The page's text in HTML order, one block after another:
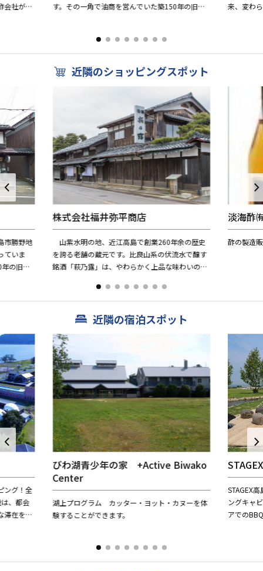
会社が運
す。その一角で油商を営んでいた築150年の旧商
来、変わ
近隣のショッピングスポット
市勝野地
ていま
の旧商
株式会社福井弥平商店
山紫水明の地、近江高島で創業260年余の歴史
を誇る老舗の蔵元です。比良山系の伏流水で醸す
銘酒「萩乃露」は、やわらかく上品な味わいのお
確かな品質に定評があり...
淡海酢
酢の製造
近隣の宿泊スポット
ング！全
、都会
滞在を提
びわ湖青少年の家 +Active Biwako
Center
湖上プログラム カッター・ヨット・カヌーを体
験することができます。
STAGEX
ングキャ
アでの